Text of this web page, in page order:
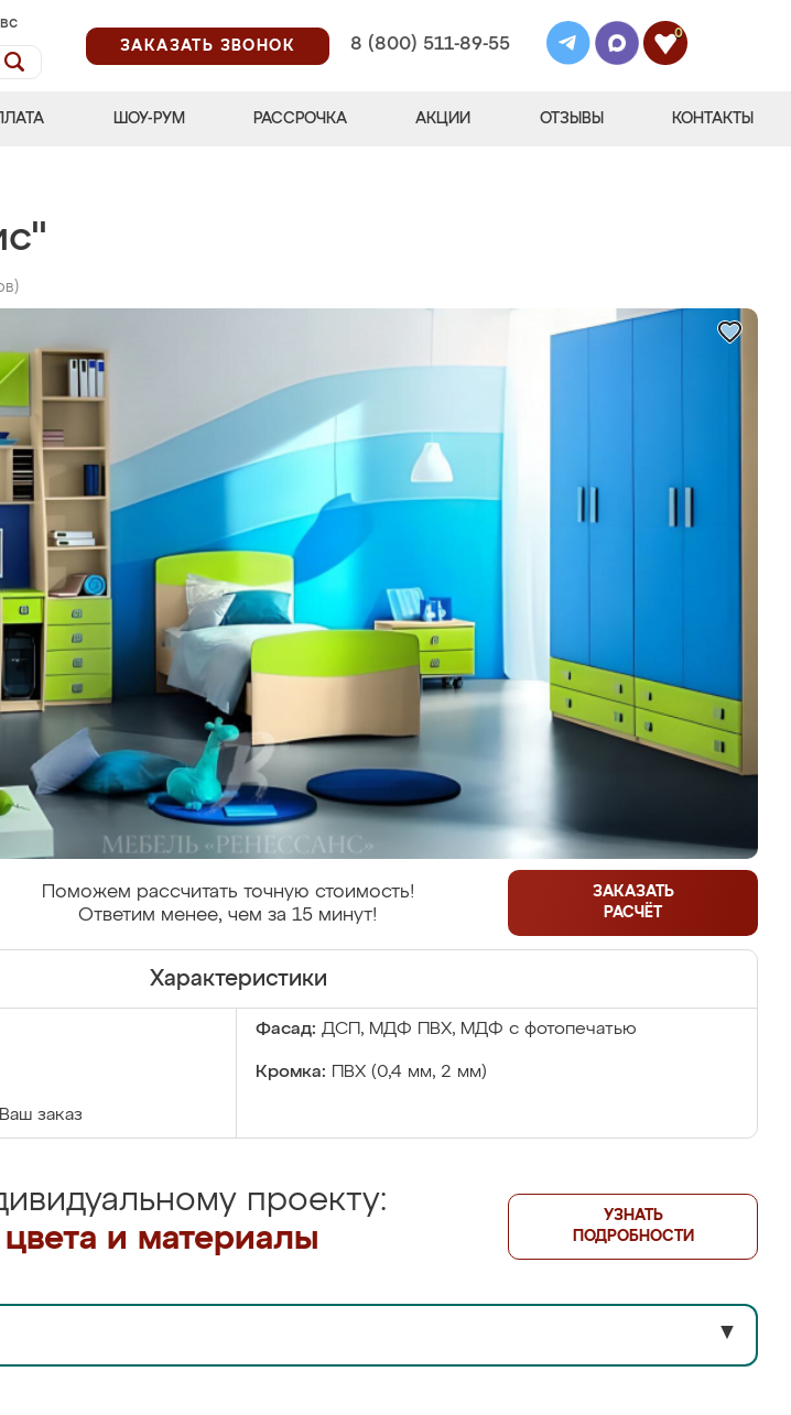
ЗАКАЗАТЬ ЗВОНОК
8 (800) 511-89-55
0
ШОУ-РУМ РАССРОЧКА АКЦИИ ОТЗЫВЫ КОНТАКТЫ
Поможем рассчитать точную стоимость!
Ответим менее, чем за 15 минут!
ЗАКАЗАТЬ
РАСЧЁТ
Характеристики
Фасад: ДСП, МДФ ПВХ, МДФ с фотопечатью
Кромка: ПВХ (0,4 мм, 2 мм)
заказ
проекту:
и материалы
УЗНАТЬ
ПОДРОБНОСТИ
▼